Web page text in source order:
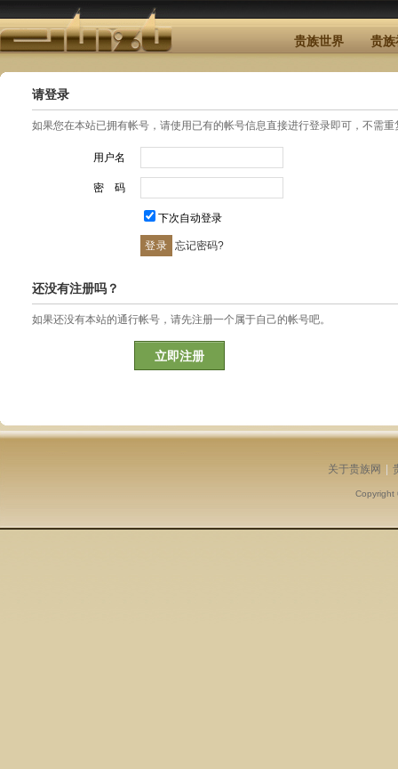
贵族世界 贵族
请登录
如果您在本站已拥有帐号，请使用已有的帐号信息直接进行登录即可，不需重
用户名
密 码
下次自动登录
忘记密码?
还没有注册吗？
如果还没有本站的通行帐号，请先注册一个属于自己的帐号吧。
立即注册
关于贵族网